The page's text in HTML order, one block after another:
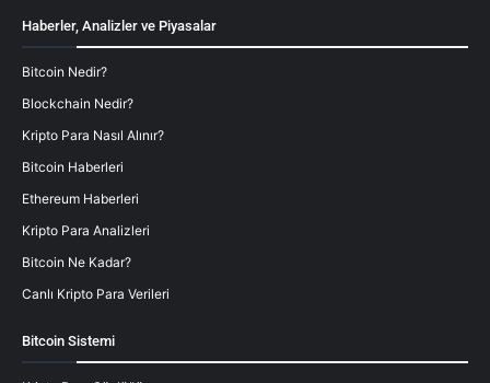
Haberler, Analizler ve Piyasalar
Bitcoin Nedir?
Blockchain Nedir?
Kripto Para Nasıl Alınır?
Bitcoin Haberleri
Ethereum Haberleri
Kripto Para Analizleri
Bitcoin Ne Kadar?
Canlı Kripto Para Verileri
Bitcoin Sistemi